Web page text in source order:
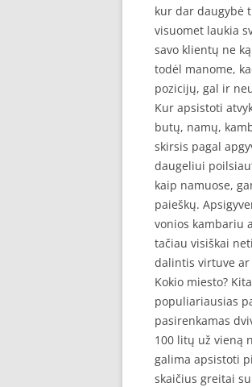
kur dar daugybė
visuomet laukia
savo klientų ne
todėl manome,
pozicijų, gal ir
Kur apsistoti
butų, namų,
skirsis pagal
daugeliui
kaip namuose,
paieškų.
vonios kambariu
tačiau visiškai
dalintis virtuve ar
Kokio miesto?
populiariausias
pasirenkamas
100 litų už vieną
galima apsistoti
skaičius greitai